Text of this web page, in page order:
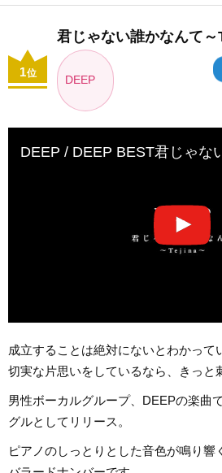
君じゃない誰かなんて～
DEEP
1位
DEEP / DEEP BEST君じゃな
成立することは絶対にないとわかっ
切実な片思いをしているなら、きっと
男性ボーカルグループ、DEEPの楽曲
グルとしてリリース。
ピアノのしっとりとした音色が鳴り響